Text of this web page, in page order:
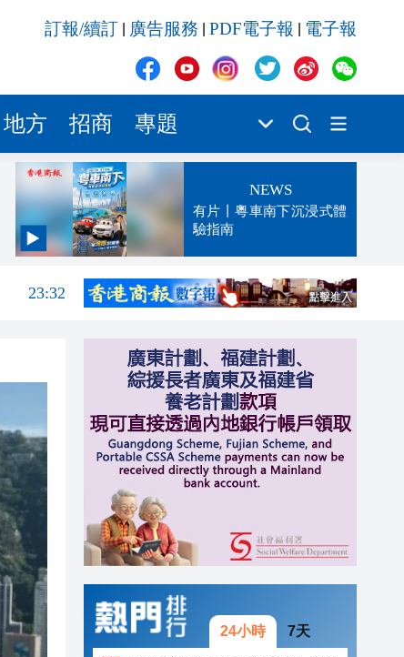
訂報/續訂 廣告服務 PDF電子報 電子報
地方 招商 專題
NEWS
有片丨粵車南下沉浸式體
驗指南
23:13
23:06
23:05
22:51
22:33
24小時 7天